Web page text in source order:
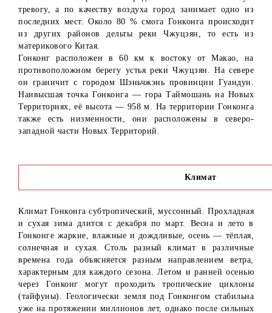
тревогу, а по качеству воздуха город занимает одно из
последних мест. Около 80 % смога Гонконга происходит
из других районов дельты реки Чжуцзян, то есть из
материкового Китая.
Гонконг расположен в 60 км к востоку от Макао, на
противоположном берегу устья реки Чжуцзян. На севере
он граничит с городом Шэньчжэнь провинции Гуандун.
Наивысшая точка Гонконга — гора Таймошань на Новых
Территориях, её высота — 958 м. На территории Гонконга
также есть низменности, они расположены в северо-
западной части Новых Территорий.
Климат
Климат Гонконга субтропический, муссонный. Прохладная
и сухая зима длится с декабря по март. Весна и лето в
Гонконге жаркие, влажные и дождливые, осень — тёплая,
солнечная и сухая. Столь разный климат в различные
времена года объясняется разным направлением ветра,
характерным для каждого сезона. Летом и ранней осенью
через Гонконг могут проходить тропические циклоны
(тайфуны). Геологически земля под Гонконгом стабильна
уже на протяжении миллионов лет, однако после сильных